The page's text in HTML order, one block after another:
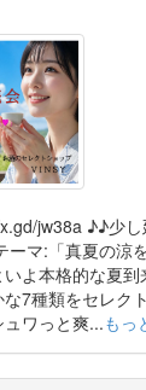
jw38a ♪♪少
マ:「真夏の涼
よ本格的な夏
7種類をセレク
ワっと爽...もっ